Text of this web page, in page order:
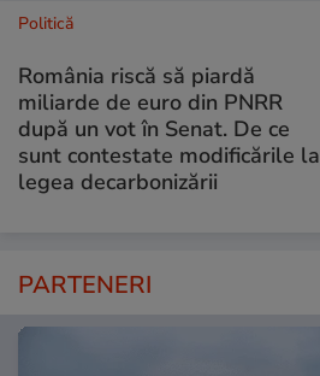
Politică
România riscă să piardă
miliarde de euro din PNRR
după un vot în Senat. De ce
sunt contestate modificările la
legea decarbonizării
PARTENERI